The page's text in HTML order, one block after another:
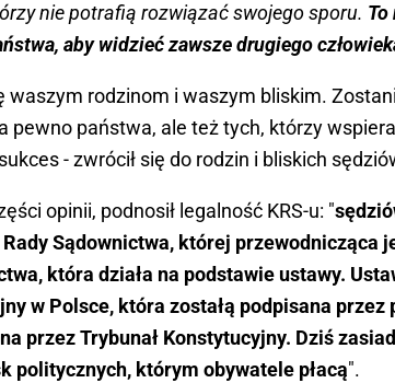
nie potrafią rozwiązać swojego sporu.
aby widzieć zawsze drugiego
waszym rodzinom i waszym bliskim.
pewno państwa, ale też tych, którzy
- zwrócił się do rodzin i bliskich
opinii, podnosił legalność KRS-u: "
Sądownictwa, której przewodnicząca
która działa na podstawie ustawy.
w Polsce, która zostałą podpisana przez
przez Trybunał Konstytucyjny. Dziś
politycznych, którym obywatele płacą".